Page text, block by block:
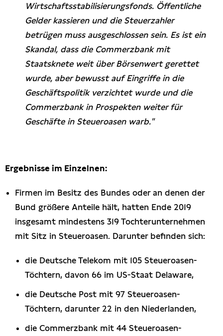
Wirtschaftsstabilisierungsfonds. Öffentliche
Gelder kassieren und die Steuerzahler
betrügen muss ausgeschlossen sein. Es ist ein
Skandal, dass die Commerzbank mit
Staatsknete weit über Börsenwert gerettet
wurde, aber bewusst auf Eingriffe in die
Geschäftspolitik verzichtet wurde und die
Commerzbank in Prospekten weiter für
Geschäfte in Steueroasen warb."
Ergebnisse im Einzelnen:
Firmen im Besitz des Bundes oder an denen der
Bund größere Anteile hält, hatten Ende 2019
insgesamt mindestens 319 Tochterunternehmen
mit Sitz in Steueroasen. Darunter befinden sich:
die Deutsche Telekom mit 105 Steueroasen-
Töchtern, davon 66 im US-Staat Delaware,
die Deutsche Post mit 97 Steueroasen-
Töchtern, darunter 22 in den Niederlanden,
die Commerzbank mit 44 Steueroasen-